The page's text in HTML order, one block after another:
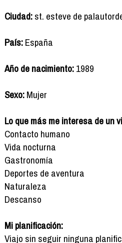
Ciudad:st. esteve de
País:España
Año de nacimiento:1989
Sexo:Mujer
Lo que más me interesa de un
Contacto humano
Vida nocturna
Gastronomía
Deportes de aventura
Naturaleza
Descanso
Mi planificación:
Viajo sin seguir ninguna